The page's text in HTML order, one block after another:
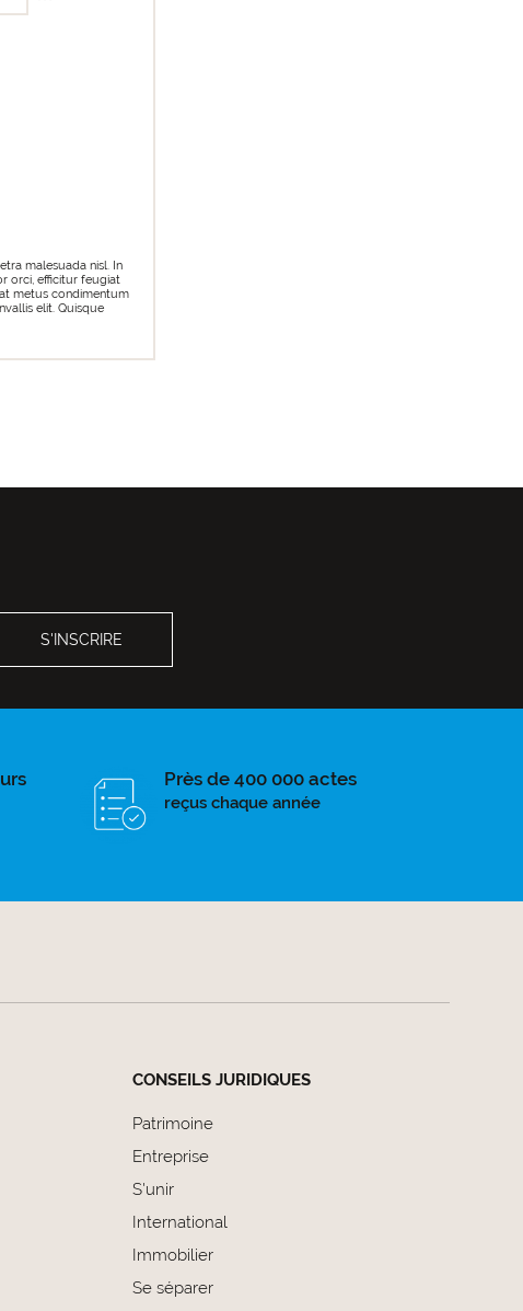
malesuada nisl. In
orci, efficitur feugiat
metus condimentum
elit. Quisque
Près de 400 000 actes
reçus chaque année
CONSEILS JURIDIQUES
Patrimoine
Entreprise
S'unir
International
Immobilier
Se séparer